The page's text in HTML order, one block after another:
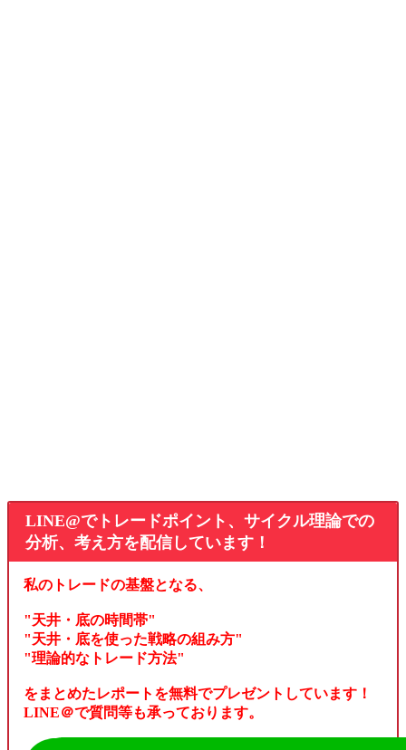
LINE@でトレードポイント、サイクル理論での
分析、考え方を配信しています！
私のトレードの基盤となる、
"天井・底の時間帯"
"天井・底を使った戦略の組み方"
"理論的なトレード方法"
をまとめたレポートを無料でプレゼントしています！
LINE＠で質問等も承っております。